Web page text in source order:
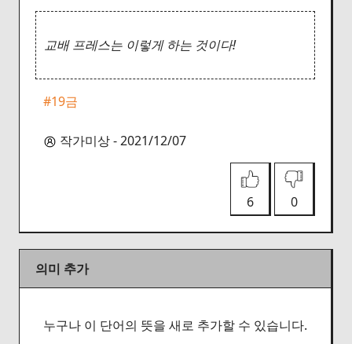
교배 프레스는 이렇게 하는 것이다!
#19금
작가미상 - 2021/12/07
6 0
의미 추가
누구나 이 단어의 뜻을 새로 추가할 수 있습니다.